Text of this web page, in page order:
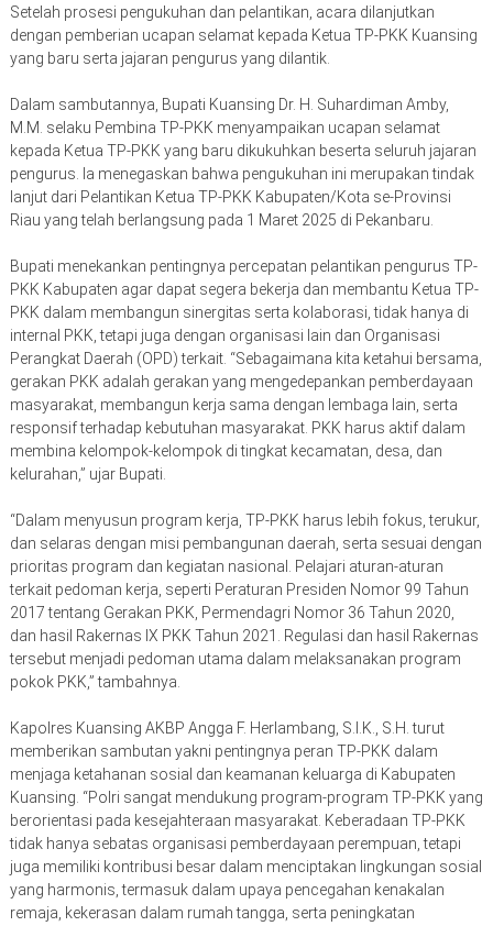
Setelah prosesi pengukuhan dan pelantikan, acara dilanjutkan
dengan pemberian ucapan selamat kepada Ketua TP-PKK Kuansing
yang baru serta jajaran pengurus yang dilantik.
Dalam sambutannya, Bupati Kuansing Dr. H. Suhardiman Amby,
M.M. selaku Pembina TP-PKK menyampaikan ucapan selamat
kepada Ketua TP-PKK yang baru dikukuhkan beserta seluruh jajaran
pengurus. Ia menegaskan bahwa pengukuhan ini merupakan tindak
lanjut dari Pelantikan Ketua TP-PKK Kabupaten/Kota se-Provinsi
Riau yang telah berlangsung pada 1 Maret 2025 di Pekanbaru.
Bupati menekankan pentingnya percepatan pelantikan pengurus TP-
PKK Kabupaten agar dapat segera bekerja dan membantu Ketua TP-
PKK dalam membangun sinergitas serta kolaborasi, tidak hanya di
internal PKK, tetapi juga dengan organisasi lain dan Organisasi
Perangkat Daerah (OPD) terkait. “Sebagaimana kita ketahui bersama,
gerakan PKK adalah gerakan yang mengedepankan pemberdayaan
masyarakat, membangun kerja sama dengan lembaga lain, serta
responsif terhadap kebutuhan masyarakat. PKK harus aktif dalam
membina kelompok-kelompok di tingkat kecamatan, desa, dan
kelurahan,” ujar Bupati.
“Dalam menyusun program kerja, TP-PKK harus lebih fokus, terukur,
dan selaras dengan misi pembangunan daerah, serta sesuai dengan
prioritas program dan kegiatan nasional. Pelajari aturan-aturan
terkait pedoman kerja, seperti Peraturan Presiden Nomor 99 Tahun
2017 tentang Gerakan PKK, Permendagri Nomor 36 Tahun 2020,
dan hasil Rakernas IX PKK Tahun 2021. Regulasi dan hasil Rakernas
tersebut menjadi pedoman utama dalam melaksanakan program
pokok PKK,” tambahnya.
Kapolres Kuansing AKBP Angga F. Herlambang, S.I.K., S.H. turut
memberikan sambutan yakni pentingnya peran TP-PKK dalam
menjaga ketahanan sosial dan keamanan keluarga di Kabupaten
Kuansing. “Polri sangat mendukung program-program TP-PKK yang
berorientasi pada kesejahteraan masyarakat. Keberadaan TP-PKK
tidak hanya sebatas organisasi pemberdayaan perempuan, tetapi
juga memiliki kontribusi besar dalam menciptakan lingkungan sosial
yang harmonis, termasuk dalam upaya pencegahan kenakalan
remaja, kekerasan dalam rumah tangga, serta peningkatan